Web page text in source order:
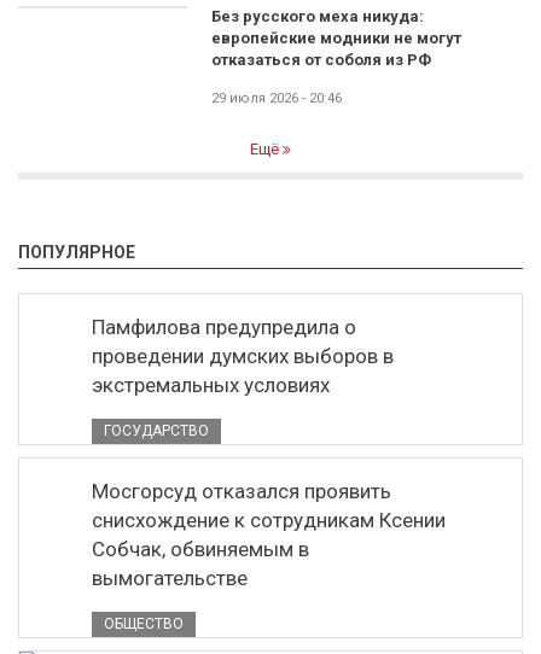
Без русского меха никуда:
европейские модники не могут
отказаться от соболя из РФ
29 июля 2026 - 20:46
Ещё
ПОПУЛЯРНОЕ
Памфилова предупредила о
проведении думских выборов в
экстремальных условиях
ГОСУДАРСТВО
Мосгорсуд отказался проявить
снисхождение к сотрудникам Ксении
Собчак, обвиняемым в
вымогательстве
ОБЩЕСТВО